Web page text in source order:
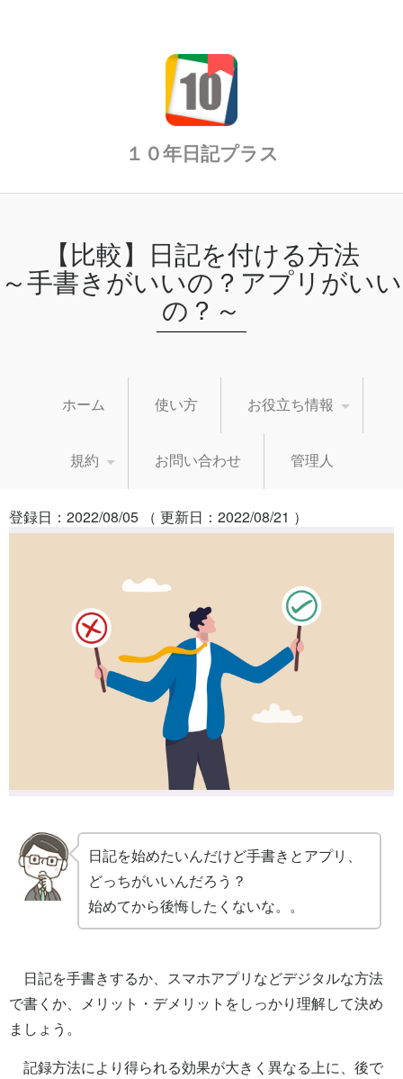
１０年日記プラス
【比較】日記を付ける方法
～手書きがいいの？アプリがいい
の？～
ホーム 使い方 お役立ち情報
規約 お問い合わせ 管理人
登録日：2022/08/05 （ 更新日：2022/08/21 ）
日記を始めたいんだけど手書きとアプリ、
どっちがいいんだろう？
始めてから後悔したくないな。。
日記を手書きするか、スマホアプリなどデジタルな方法
で書くか、メリット・デメリットをしっかり理解して決め
ましょう。
記録方法により得られる効果が大きく異なる上に、後で